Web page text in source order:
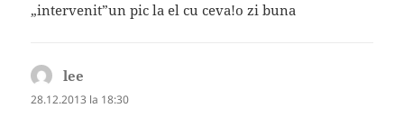
„intervenit”un pic la el cu ceva!o zi buna
lee
28.12.2013 la 18:30